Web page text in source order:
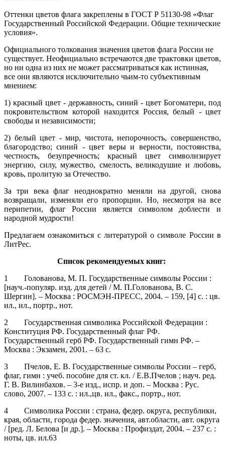
Оттенки цветов флага закреплены в ГОСТ Р 51130-98 «Флаг
Государственный Российской Федерации. Общие технические
условия».
Официального толкования значения цветов флага России не
существует. Неофициально встречаются две трактовки цветов,
но ни одна из них не может рассматриваться как истинная,
все они являются исключительно чьим-то субъективным
мнением:
1) красный цвет - державность, синий - цвет Богоматери, под
покровительством которой находится Россия, белый - цвет
свободы и независимости;
2) белый цвет - мир, чистота, непорочность, совершенство,
благородство; синий - цвет веры и верности, постоянства,
честность, безупречность; красный цвет символизирует
энергию, силу, мужество, смелость, великодушие и любовь,
кровь, пролитую за Отечество.
За три века флаг неоднократно меняли на другой, снова
возвращали, изменяли его пропорции. Но, несмотря на все
перипетии, флаг России является символом доблести и
народной мудрости!
Предлагаем ознакомиться с литературой о символе России в
ЛитРес.
Список рекомендуемых книг:
1 Голованова, М. П. Государственные символы России :
[науч.-популяр. изд. для детей / М. П.Голованова, В. С.
Шергин]. – Москва : РОСМЭН-ПРЕСС, 2004. – 159, [4] с. : цв.
ил., ил., портр., нот.
2 Государственная символика Российской Федерации :
Конституция РФ. Государственный флаг РФ.
Государственный герб РФ. Государственный гимн РФ. –
Москва : Экзамен, 2001. – 63 с.
3 Пчелов, Е. В. Государственные символы России – герб,
флаг, гимн : учеб. пособие для ст. кл. / Е.В.Пчелов ; науч. ред.
Г. В. Вилинбахов. – 3-е изд., испр. и доп. – Москва : Рус.
слово, 2007. – 133 с. : ил.,цв. ил., факс., портр., нот.
4 Символика России : страна, федер. округа, республики,
края, области, города федер. значения, авт.области, авт. округа
/ [ред. Л. Белова [и др.]. – Москва : Профиздат, 2004. – 237 с. :
ноты, цв. ил.63